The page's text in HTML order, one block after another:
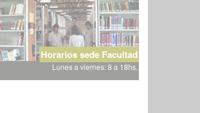
Horarios sede Facultad
Lunes a viernes: 8 a 18hs.